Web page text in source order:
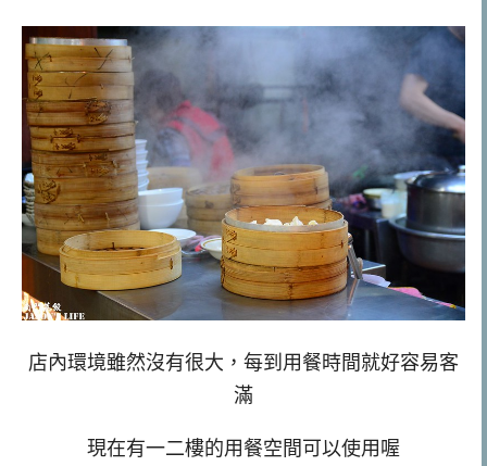
店內環境雖然沒有很大，每到用餐時間就好容易客
滿
現在有一二樓的用餐空間可以使用喔